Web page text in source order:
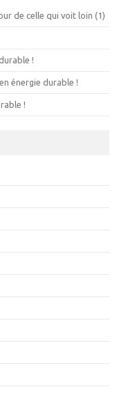
de celle qui voit loin (1)
!
énergie durable !
!